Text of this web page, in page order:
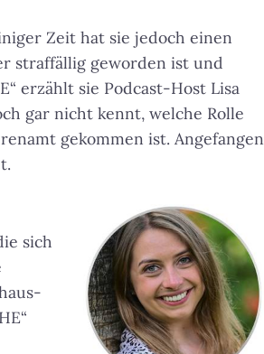
Zeit hat sie jedoch einen
straffällig geworden ist und
erzählt sie Podcast-Host Lisa
gar nicht kennt, welche Rolle
gekommen ist. Angefangen
sich